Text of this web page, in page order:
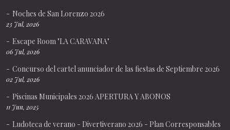
Noches de San Lorenzo 2026
23 Jul, 2026
Escape Room "LA CARAVANA"
06 Jul, 2026
Concurso del cartel anunciador de las fiestas de Septiembre 2026
02 Jul, 2026
Piscinas Municipales 2026 APERTURA Y ABONOS
11 Jun, 2025
Ludoteca de verano - Divertiverano 2026 - Plan Corresponsables